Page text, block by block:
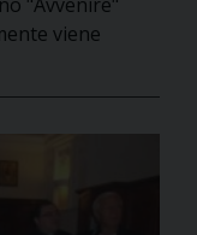
viene